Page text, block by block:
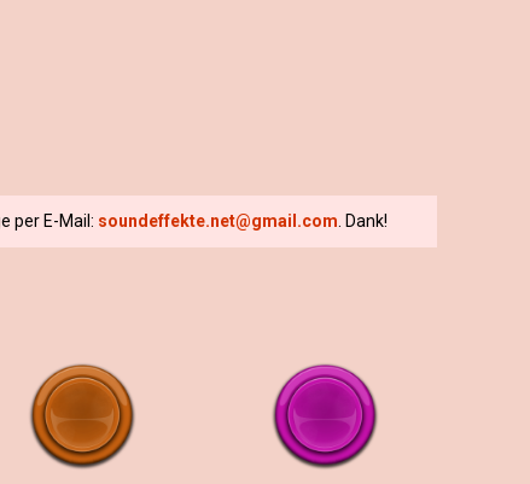
per E-Mail: soundeffekte.net@gmail.com . Dank!